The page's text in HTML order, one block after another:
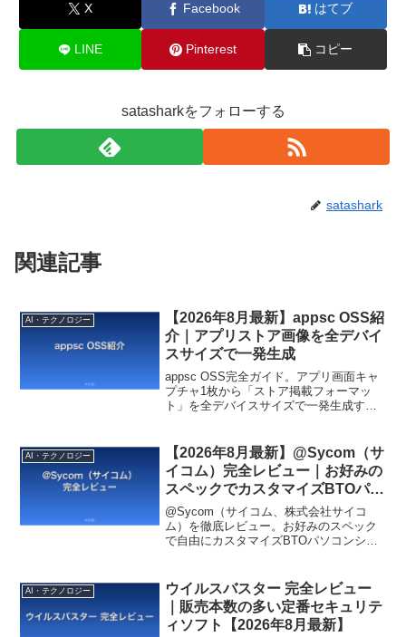
X Facebook はてブ
LINE Pinterest コピー
satasharkをフォローする
satashark
関連記事
AI・テクノロジー
【2026年8月最新】appsc OSS紹
介｜アプリストア画像を全デバイ
スサイズで一発生成
appsc OSS完全ガイド。アプリ画面キャ
プチャ1枚から「ストア掲載フォーマッ
ト」を全デバイスサイズで一発生成する
AI・テクノロジー
【2026年8月最新】@Sycom（サ
イコム）完全レビュー｜お好みの
スペックでカスタマイズBTOパソ
コン
@Sycom（サイコム、株式会社サイコ
ム）を徹底レビュー。お好みのスペック
で自由にカスタマイズBTOパソコンショ
順、口コミ評判まで2026年4月最新版で解
説。
AI・テクノロジー
ウイルスバスター 完全レビュー
｜販売本数の多い定番セキュリテ
ィソフト【2026年8月最新】